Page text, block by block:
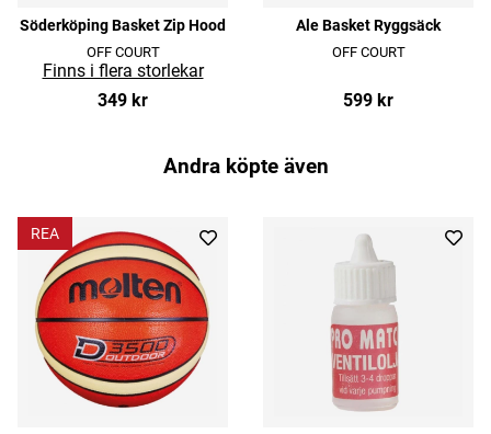
Söderköping Basket Zip Hood
OFF COURT
349 kr
Ale Basket Ryggsäck
OFF COURT
599 kr
Andra köpte även
REA